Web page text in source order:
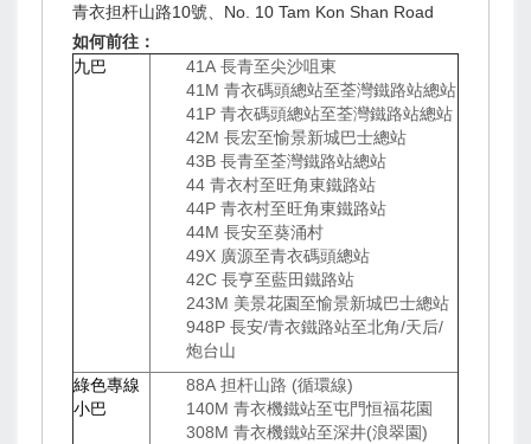
青衣担杆山路10號、No. 10 Tam Kon Shan Road
如何前往：
九巴
41A 長青至尖沙咀東
41M 青衣碼頭總站至荃灣鐵路站總站
41P 青衣碼頭總站至荃灣鐵路站總站
42M 長宏至愉景新城巴士總站
43B 長青至荃灣鐵路站總站
44 青衣村至旺角東鐵路站
44P 青衣村至旺角東鐵路站
44M 長安至葵涌村
49X 廣源至青衣碼頭總站
42C 長亨至藍田鐵路站
243M 美景花園至愉景新城巴士總站
948P 長安/青衣鐵路站至北角/天后/
炮台山
綠色專線
小巴
88A 担杆山路 (循環線)
140M 青衣機鐵站至屯門恒福花園
308M 青衣機鐵站至深井(浪翠園)